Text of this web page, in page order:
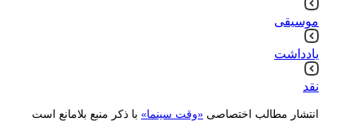
موسیقی
یادداشت
نقد
انتشار مطالب اختصاصی «وقت سینما» با ذکر منبع بلامانع است